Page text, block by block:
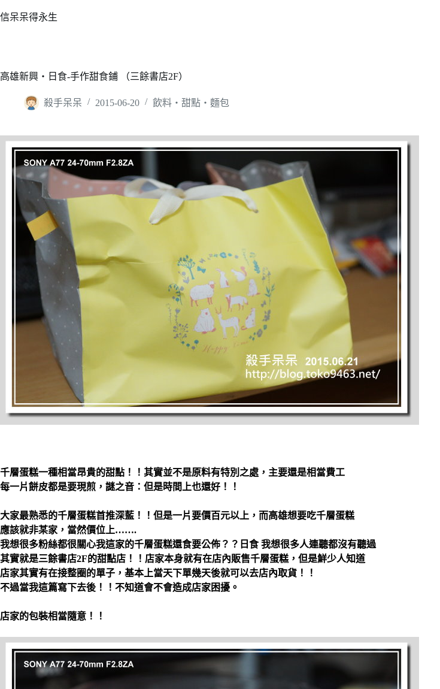
至
容
信呆呆得永生
高雄新興‧日食-手作甜食鋪 （三餘書店2F）
殺手呆呆 2015-06-20 飲料‧甜點‧麵包
千層蛋糕一種相當昂貴的甜點！！其實並不是原料有特別之處，主要還是相當費工
每一片餅皮都是要現煎，謎之音：但是時間上也還好！！
大家最熟悉的千層蛋糕首推深藍！！但是一片要價百元以上，而高雄想要吃千層蛋糕
應該就非某家，當然價位上…….
我想很多粉絲都很關心我這家的千層蛋糕還食要公佈？？日食 我想很多人連聽都沒有聽過
其實就是三餘書店2F的甜點店！！店家本身就有在店內販售千層蛋糕，但是鮮少人知道
店家其實有在接整圈的單子，基本上當天下單幾天後就可以去店內取貨！！
不過當我這篇寫下去後！！不知道會不會造成店家困擾。
店家的包裝相當隨意！！